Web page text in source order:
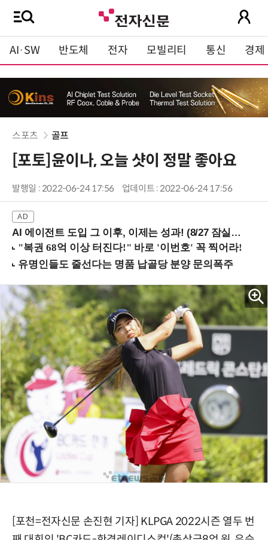
AI·SW 반도체 전자 모빌리티 통신 경제
스포츠 골프
[포토]윤이나, 오늘 샷이 정말 좋아요
발행일 : 2022-06-24 17:56 업데이트 : 2022-06-24 17:56
AI 에이전트 도입 그 이후, 이제는 성과! (8/27 잠실역)
[포천=전자신문 손진현 기자] KLPGA 2022시즌 열두 번